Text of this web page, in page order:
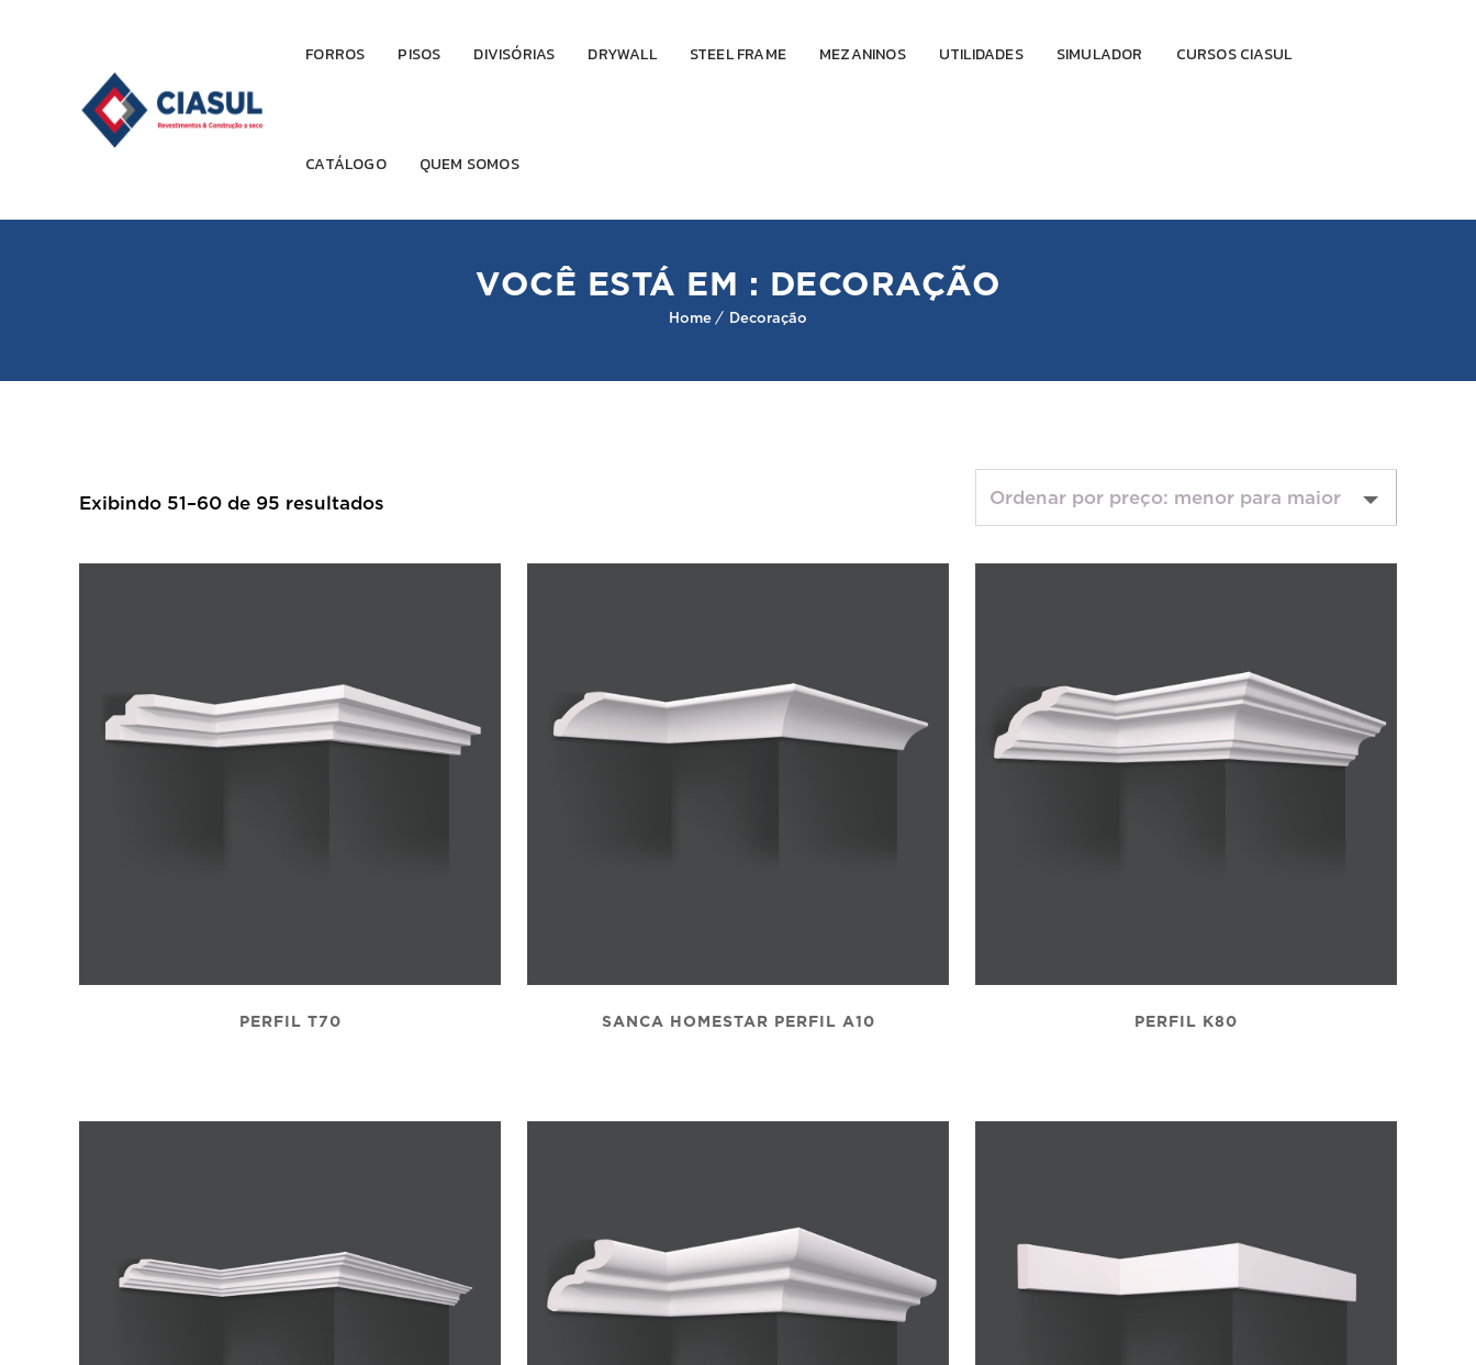
FORROS PISOS DIVISÓRIAS DRYWALL STEEL FRAME MEZANINOS UTILIDADES SIMULADOR CURSOS CIASUL
CATÁLOGO QUEM SOMOS
VOCÊ ESTÁ EM : DECORAÇÃO
Home Decoração
Exibindo 51–60 de 95 resultados
PERFIL T70 SANCA HOMESTAR PERFIL A10 PERFIL K80